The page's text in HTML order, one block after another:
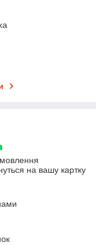
на вашу картку